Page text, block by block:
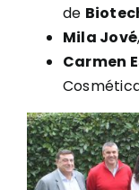
de
Mila Jové
Carmen